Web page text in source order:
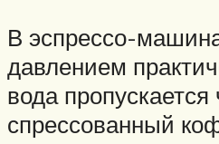
В эспрессо-
давлением
вода пропускается
спрессованный